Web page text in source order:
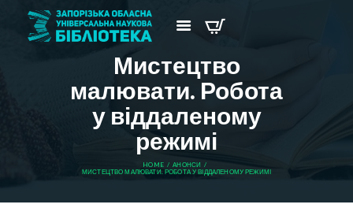
Мистецтво
малювати. Робота
у віддаленому
режимі
HOME
АНОНСИ
МИСТЕЦТВО МАЛЮВАТИ. РОБОТА У ВІДДАЛЕНОМУ РЕЖИМІ